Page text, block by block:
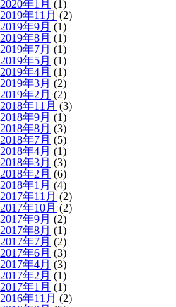
2020年1月 (1)
2019年11月 (2)
2019年9月 (1)
2019年8月 (1)
2019年7月 (1)
2019年5月 (1)
2019年4月 (1)
2019年3月 (2)
2019年2月 (2)
2018年11月 (3)
2018年9月 (1)
2018年8月 (3)
2018年7月 (5)
2018年4月 (1)
2018年3月 (3)
2018年2月 (6)
2018年1月 (4)
2017年11月 (2)
2017年10月 (2)
2017年9月 (2)
2017年8月 (1)
2017年7月 (2)
2017年6月 (3)
2017年4月 (3)
2017年2月 (1)
2017年1月 (1)
2016年11月 (2)